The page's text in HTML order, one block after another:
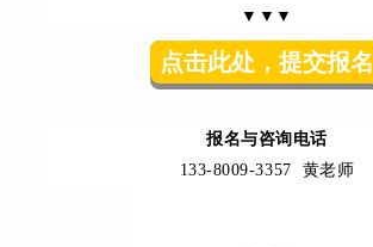
▼▼▼
点击此处，提交报名
报名与咨询电话
133-8009-3357 黄老师